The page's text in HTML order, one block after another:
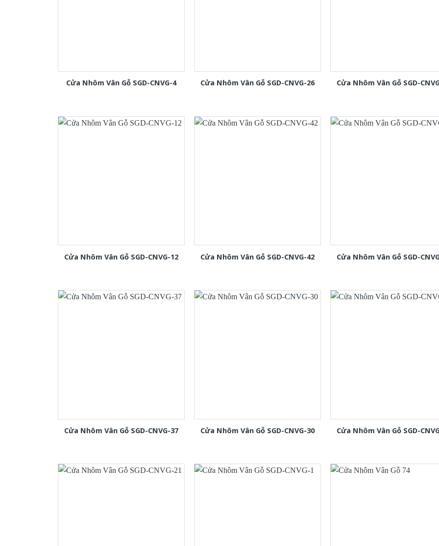
Cửa Nhôm Vân Gỗ SGD-CNVG-4 Cửa Nhôm Vân Gỗ SGD-CNVG-26 Cửa Nhôm Vân Gỗ SGD-
Cửa Nhôm Vân Gỗ SGD-CNVG-12 Cửa Nhôm Vân Gỗ SGD-CNVG-42 Cửa Nhôm Vân Gỗ SGD-
Cửa Nhôm Vân Gỗ SGD-CNVG-37 Cửa Nhôm Vân Gỗ SGD-CNVG-30 Cửa Nhôm Vân Gỗ SGD-